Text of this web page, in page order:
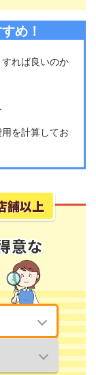
め！
れば良いのか
を計算してお